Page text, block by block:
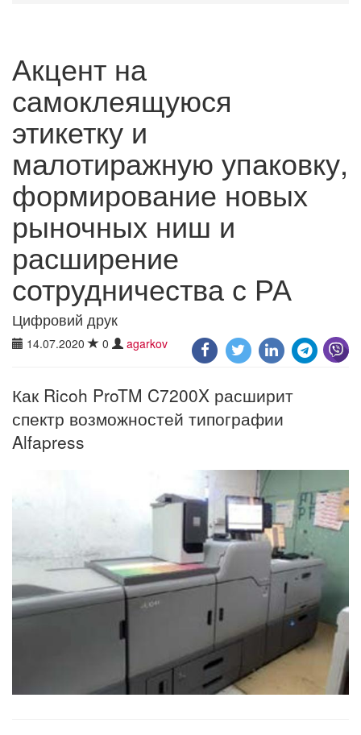
Акцент на
самоклеящуюся
этикетку и
малотиражную упаковку,
формирование новых
рыночных ниш и
расширение
сотрудничества с РА
Цифровий друк
14.07.2020 0 agarkov
Как Ricoh ProTM C7200X расширит
спектр возможностей типографии
Alfapress